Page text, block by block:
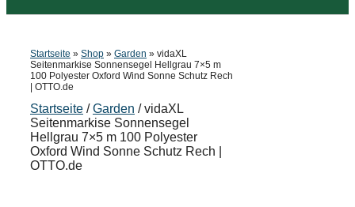
Startseite » Shop » Garden » vidaXL
Seitenmarkise Sonnensegel Hellgrau 7×5 m
100 Polyester Oxford Wind Sonne Schutz Rech
| OTTO.de
Startseite /Garden / vidaXL
Seitenmarkise Sonnensegel
Hellgrau 7×5 m 100 Polyester
Oxford Wind Sonne Schutz Rech |
OTTO.de